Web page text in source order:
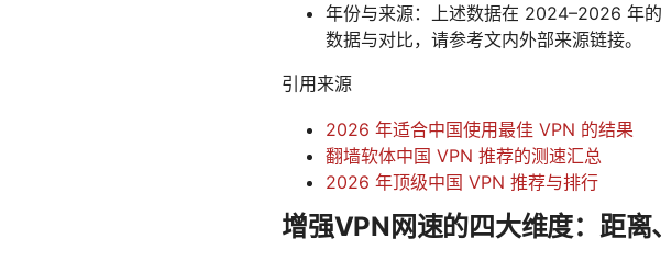
年份与来源：上述数据在 2024–2026 年
数据与对比，请参考文内外部来源链接。
引用来源
2026 年适合中国使用最佳 VPN 的结果
翻墙软体中国 VPN 推荐的测速汇总
2026 年顶级中国 VPN 推荐与排行
增强VPN网速的四大维度：距